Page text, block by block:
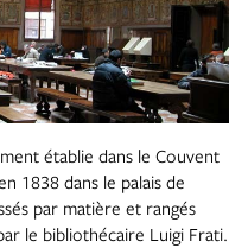
établie dans le Couvent
1838 dans le palais de
par matière et rangés
le bibliothécaire Luigi Frati.